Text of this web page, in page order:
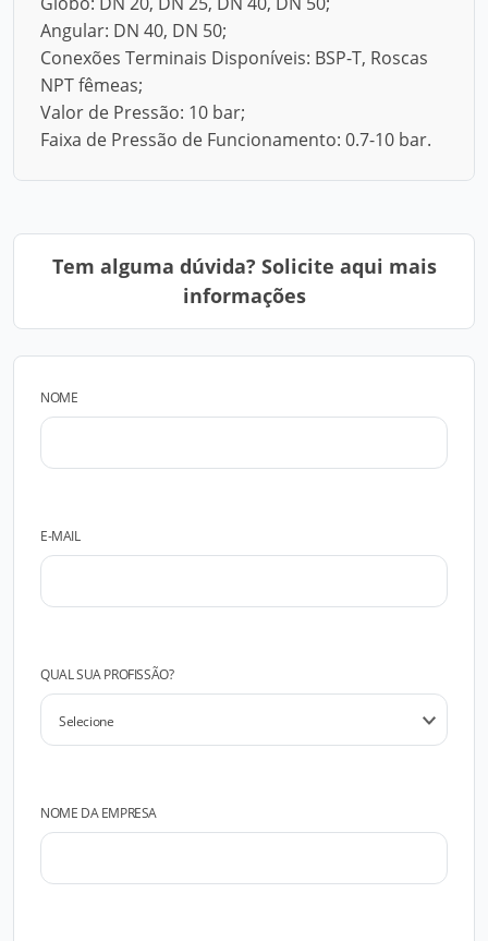
Angular: DN 40, DN 50;
Conexões Terminais Disponíveis: BSP-T, Roscas
NPT fêmeas;
Valor de Pressão: 10 bar;
Faixa de Pressão de Funcionamento: 0.7-10 bar.
Tem alguma dúvida? Solicite aqui mais
informações
NOME
E-MAIL
QUAL SUA PROFISSÃO?
NOME DA EMPRESA